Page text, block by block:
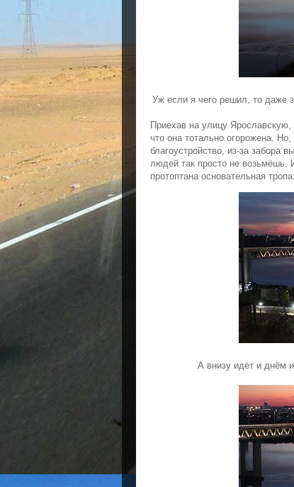
Уж если я чего решил, то даже
Приехав на улицу Ярославскую,
что она тотально огорожена.
благоустройство, из-за забора
людей так просто не возьмёшь.
протоптана основательная тропа.
А внизу идёт и днём